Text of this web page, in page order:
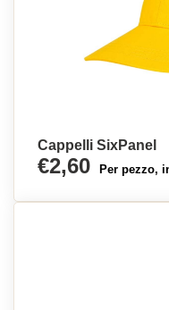
Cappelli SixPanel
€2,60 Per pezzo,